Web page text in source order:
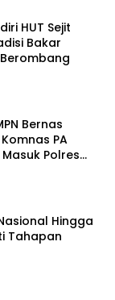
HUT Sejit
Bakar
Bernas
PA
Polres
Hingga
Tahapan